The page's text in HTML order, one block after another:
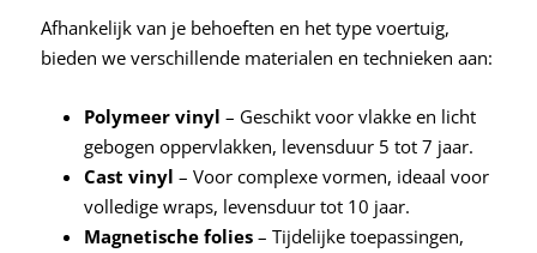
Afhankelijk van je behoeften en het type voertuig,
bieden we verschillende materialen en technieken aan:
Polymeer vinyl – Geschikt voor vlakke en licht
gebogen oppervlakken, levensduur 5 tot 7 jaar.
Cast vinyl – Voor complexe vormen, ideaal voor
volledige wraps, levensduur tot 10 jaar.
Magnetische folies – Tijdelijke toepassingen,